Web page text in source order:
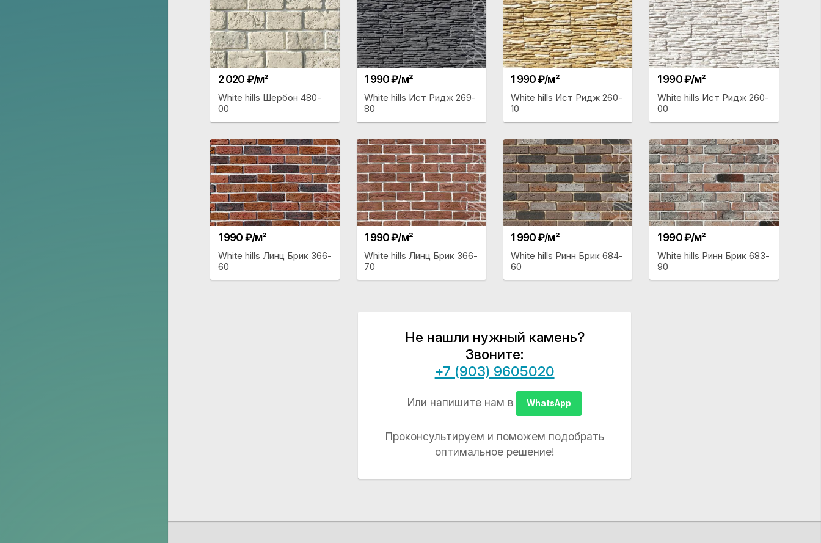
2 020 ₽/м²
White hills Шербон 480-
00
1 990 ₽/м²
White hills Ист Ридж 269-
80
1 990 ₽/м²
White hills Ист Ридж 260-
10
1 990 ₽/м²
White hills Ист Ридж 260-
00
1 990 ₽/м²
White hills Линц Брик 366-
60
1 990 ₽/м²
White hills Линц Брик 366-
70
1 990 ₽/м²
White hills Ринн Брик 684-
60
1 990 ₽/м²
White hills Ринн Брик 683-
90
Не нашли нужный камень?
Звоните:
+7 (903) 9605020
Или напишите нам в WhatsApp
Проконсультируем и поможем подобрать
оптимальное решение!